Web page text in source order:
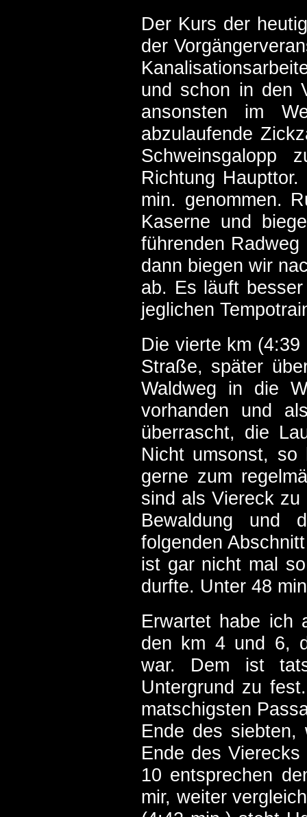
Der Kurs der
der
und schon in den
ansonsten im
abzulaufende
Schweinsgalopp
Richtung
min. genommen.
Kaserne und
führenden
dann biegen wir
ab. Es läuft
jeglichen
Die vierte km
Straße, später
Waldweg in die
vorhanden und
überrascht, die
Nicht umsonst,
gerne zum
sind als Viereck zu
Bewaldung und
folgenden
ist gar nicht mal
durfte. Unter 48
Erwartet habe ich
den km 4 und 6,
war. Dem ist
Untergrund zu
matschigsten
Ende des
Ende des
10 entsprechen
mir, weiter